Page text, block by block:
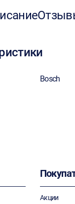
Bosch
Акции